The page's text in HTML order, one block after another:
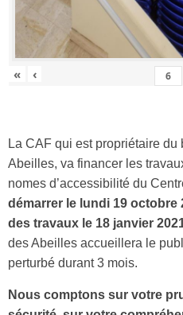
« ‹
La CAF qui est propriétaire
Abeilles, va financer les
nomes d’accessibilité du
démarrer le lundi 19 octobre
des travaux le 18 janvier
des Abeilles accueillera le
perturbé durant 3 mois.
Nous comptons sur votre